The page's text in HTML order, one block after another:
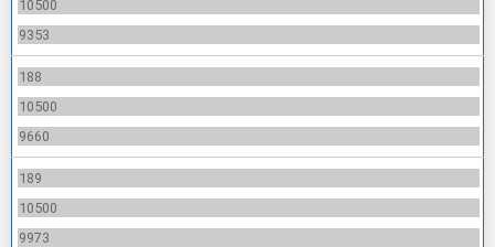
10500
9353
188
10500
9660
189
10500
9973